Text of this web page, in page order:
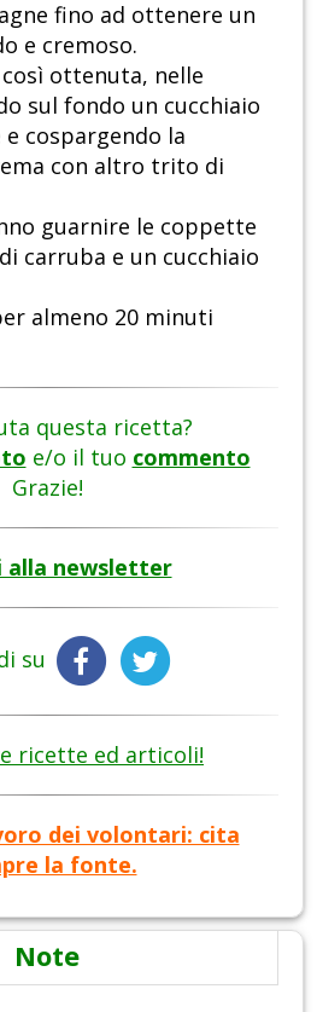
fino ad ottenere un
e cremoso.
ottenuta, nelle
sul fondo un cucchiaio
cospargendo la
con altro trito di
guarnire le coppette
carruba e un cucchiaio
almeno 20 minuti
questa ricetta?
e/o il tuo commento
Grazie!
alla newsletter
su
ricette ed articoli!
dei volontari: cita
la fonte.
Note